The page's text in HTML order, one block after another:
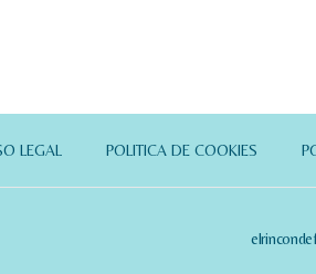
LEGAL POLITICA DE COOKIES